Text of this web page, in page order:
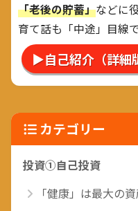
「老後の貯蓄」などに
育て話も「中途」目線
▶自己紹介（詳細
カテゴリー
投資①自己投資
「健康」は最大の